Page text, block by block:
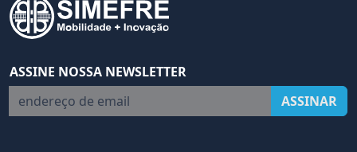
ASSINE NOSSA NEWSLETTER
endereço de email
ASSINAR